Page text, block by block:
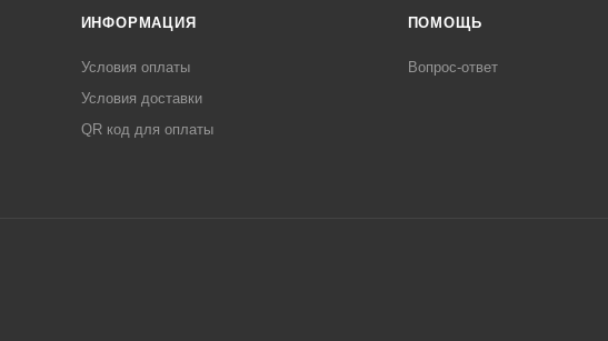
ИНФОРМАЦИЯ
Условия оплаты
Условия доставки
QR код для оплаты
ПОМОЩЬ
Вопрос-ответ